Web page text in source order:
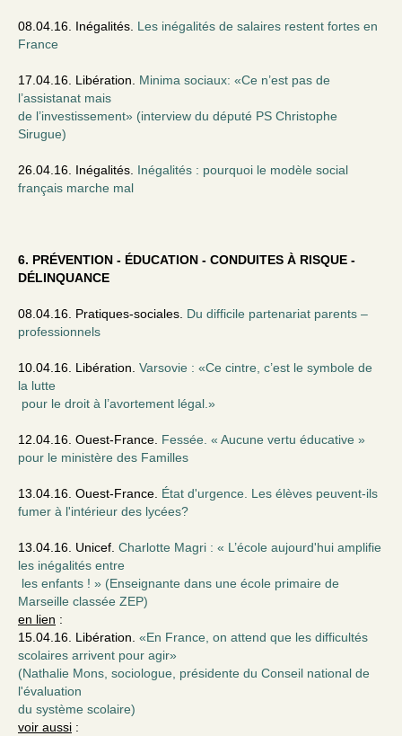
08.04.16. Inégalités. Les inégalités de salaires restent fortes en
France
17.04.16. Libération. Minima sociaux: «Ce n’est pas de
l’assistanat mais
de l’investissement» (interview du député PS Christophe
Sirugue)
26.04.16. Inégalités. Inégalités : pourquoi le modèle social
français marche mal
6. PRÉVENTION - ÉDUCATION - CONDUITES À RISQUE -
DÉLINQUANCE
08.04.16. Pratiques-sociales. Du difficile partenariat parents –
professionnels
10.04.16. Libération. Varsovie : «Ce cintre, c’est le symbole de
la lutte
pour le droit à l’avortement légal.»
12.04.16. Ouest-France. Fessée. « Aucune vertu éducative »
pour le ministère des Familles
13.04.16. Ouest-France. État d'urgence. Les élèves peuvent-ils
fumer à l'intérieur des lycées?
13.04.16. Unicef. Charlotte Magri : « L’école aujourd'hui amplifie
les inégalités entre
les enfants ! » (Enseignante dans une école primaire de
Marseille classée ZEP)
en lien :
15.04.16. Libération. «En France, on attend que les difficultés
scolaires arrivent pour agir»
(Nathalie Mons, sociologue, présidente du Conseil national de
l'évaluation
du système scolaire)
voir aussi :